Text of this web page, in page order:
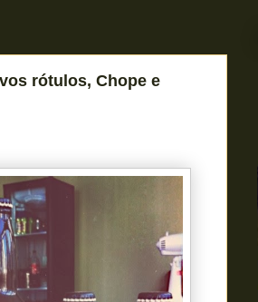
rótulos, Chope e